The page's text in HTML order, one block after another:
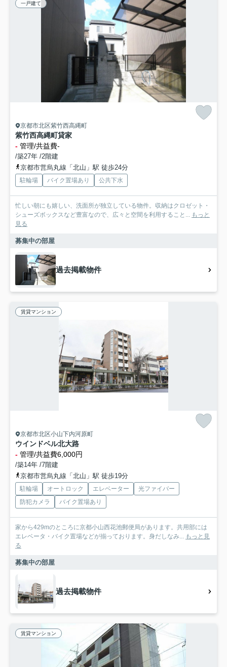
一戸建て
京都市北区紫竹西高縄町
紫竹西高縄町貸家
- 管理/共益費-
/築27年 /2階建
京都市営烏丸線「北山」駅 徒歩24分
駐輪場 バイク置場あり 公共下水
忙しい朝にも嬉しい、洗面所が独立している物件。収納はクロゼット・
シューズボックスなど豊富なので、広々と空間を利用すること... もっと
見る
募集中の部屋
過去掲載物件
賃貸マンション
京都市北区小山下内河原町
ウインドベル北大路
- 管理/共益費6,000円
/築14年 /7階建
京都市営烏丸線「北山」駅 徒歩19分
駐輪場 オートロック エレベーター
光ファイバー
防犯カメラ
バイク置場あり
家から429mのところに京都小山西花池郵便局があります。共用部には
エレベータ・バイク置場などが揃っております。身だしなみ... もっと見
る
募集中の部屋
過去掲載物件
賃貸マンション